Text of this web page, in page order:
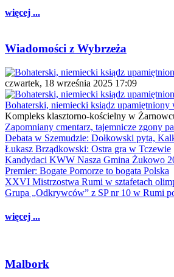
więcej ...
Wiadomości z Wybrzeża
czwartek, 18 września 2025 17:09
Bohaterski, niemiecki ksiądz upamiętniony
Kompleks klasztorno-kościelny w
Zapomniany cmentarz, tajemnicze zgony
Debata w Szemudzie: Dołkowski pyta,
Łukasz Brządkowski: Ostra gra w Tczewie
Kandydaci KWW Nasza Gmina Żukowo
Premier: Bogate Pomorze to bogata Polska
XXVI Mistrzostwa Rumi w sztafetach
Grupa „Odkrywców” z SP nr 10 w Rumi
więcej ...
Malbork